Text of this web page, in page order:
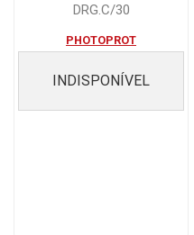
DRG.C/30
PHOTOPROT
INDISPONÍVEL